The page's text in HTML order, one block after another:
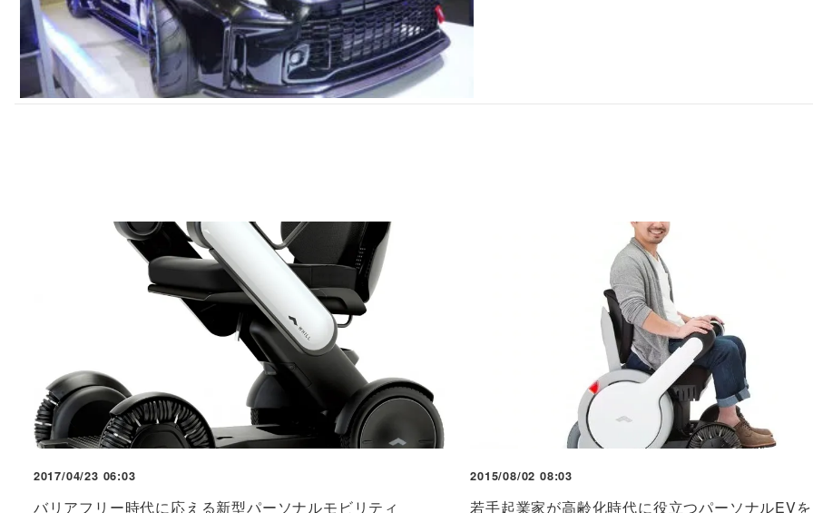
2017/04/23 06:03
バリアフリー時代に応える新型パーソナルモビリティ
2015/08/02 08:03
若手起業家が高齢化時代に役立つパーソナルEV